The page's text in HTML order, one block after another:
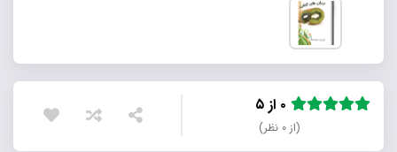
(از ۰ نظر)